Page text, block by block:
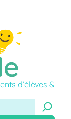
d’élèves &